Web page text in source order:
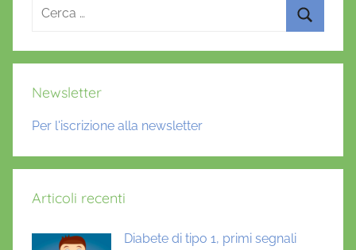
Ricerca
Newsletter
Per l'iscrizione alla newsletter
Articoli recenti
Diabete di tipo 1, primi segnali